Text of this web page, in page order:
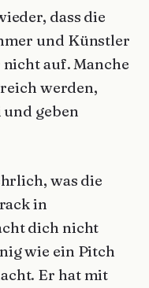
dass die
und Künstler
auf. Manche
werden,
geben
was die
in
dich nicht
wie ein Pitch
Er hat mit